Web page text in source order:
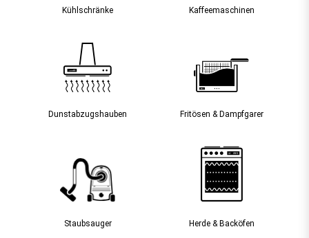
Kühlschränke Kaffee­maschinen
Dunst­abzugs­hauben Fritösen & Dampfgarer
Staubsauger­ Herde & Backöfen